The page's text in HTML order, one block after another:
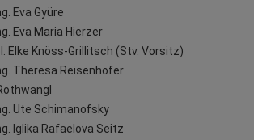
Eva Gyüre
Eva Maria Hierzer
Elke Knöss-Grillitsch (Stv. Vorsitz)
Theresa Reisenhofer
Ute Schimanofsky
Iglika Rafaelova Seitz